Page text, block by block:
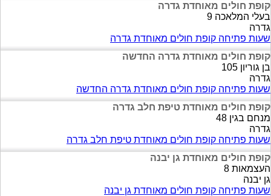
קופת חולים מאוחדת גדרה
בעלי המלאכה 9
גדרה
שעות פתיחה קופת חולים מאוחדת גדרה
קופת חולים מאוחדת גדרה החדשה
בן גוריון 105
גדרה
שעות פתיחה קופת חולים מאוחדת גדרה החדשה
קופת חולים מאוחדת טיפת חלב גדרה
מנחם בגין 48
גדרה
שעות פתיחה קופת חולים מאוחדת טיפת חלב גדרה
קופת חולים מאוחדת גן יבנה
העצמאות 8
גן יבנה
שעות פתיחה קופת חולים מאוחדת גן יבנה